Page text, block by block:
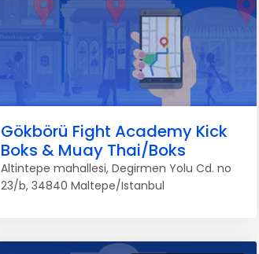
Gökbörü Fight Academy Kick
Boks & Muay Thai/Boks
Altintepe mahallesi, Degirmen Yolu Cd. no
23/b, 34840 Maltepe/Istanbul